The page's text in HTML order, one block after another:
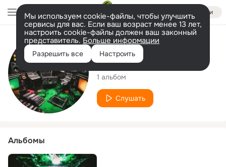
Войти
Мы используем cookie-файлы, чтобы улучшить
сервисы для вас. Если ваш возраст менее 13 лет,
настроить cookie-файлы должен ваш законный
представитель. Больше информации
Разрешить все Настроить
Исполнитель
BodMonLee
1 альбом
Слушать
Альбомы